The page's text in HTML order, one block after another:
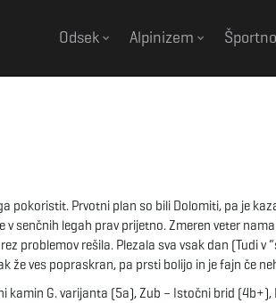
Odsek Alpinizem
pokoristit. Prvotni plan so bili Dolomiti, pa je
senčnih legah prav prijetno. Zmeren veter
problemov rešila. Plezala sva vsak dan (Tudi v
že ves popraskran, pa prsti bolijo in je fajn če
kamin G. varijanta (5a), Zub – Istočni brid